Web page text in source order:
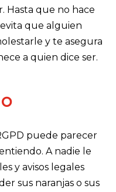
Hasta que no hace
que alguien
y te asegura
a quien dice ser.
puede parecer
A nadie le
y avisos legales
sus naranjas o sus